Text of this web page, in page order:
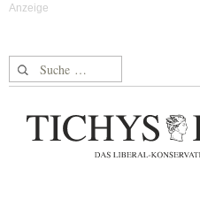
Suche nach: